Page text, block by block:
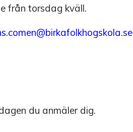
från torsdag kväll.
du anmäler dig.